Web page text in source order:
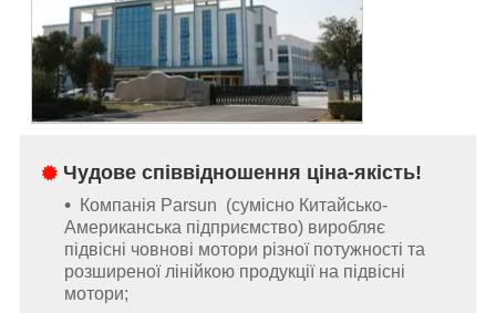
Чудове співвідношення ціна-якість!
Компанія Parsun (сумісно Китайсько-
Американська підприємство) виробляє
підвісні човнові мотори різної потужності та
розширеної лінійкою продукції на підвісні
мотори;